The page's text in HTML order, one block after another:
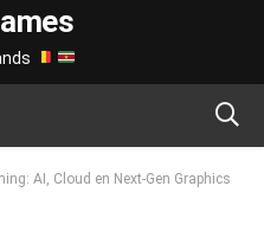
AI, Cloud en Next-Gen Graphics